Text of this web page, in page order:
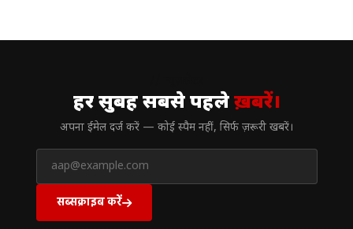
हर सुबह सबसे पहलेख़बरें।
अपना ईमेल दर्ज करें — कोई स्पैम नहीं, सिर्फ ज़रूरी खबरें।
सब्सक्राइब करें